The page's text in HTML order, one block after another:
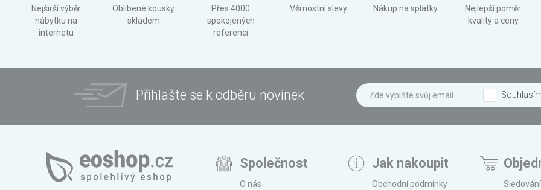
Nejširší výběr
nábytku na
internetu
Oblíbené kousky
skladem
Přes 4000
spokojených
referencí
Věrnostní slevy Nákup na splátky
Nejlepší poměr
kvality a ceny
Přihlašte se k odběru novinek
Společnost
O nás
Jak nakoupit
Obchodní podmínky